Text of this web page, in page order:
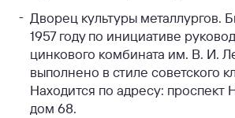
Дворец культуры металлургов.
1957 году по инициативе
цинкового комбината им. В. И.
выполнено в стиле советского
Находится по адресу: проспект
дом 68.